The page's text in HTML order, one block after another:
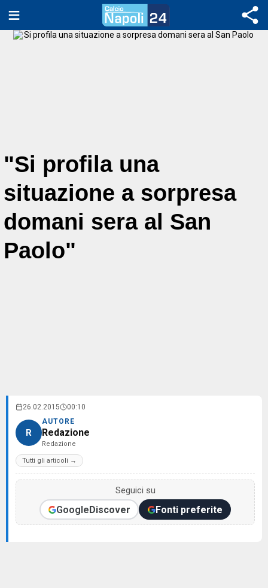
"Si profila una
situazione a sorpresa
domani sera al San
Paolo"
26.02.2015 00:10
R
AUTORE
Redazione
Redazione
Tutti gli articoli →
Seguici su
GoogleDiscover Fonti preferite